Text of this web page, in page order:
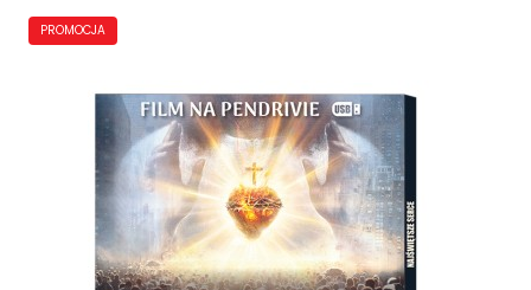
PROMOCJA